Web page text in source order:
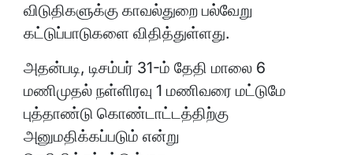
விடுதிகளுக்கு காவல்துறை பல்வேறு
கட்டுப்பாடுகளை விதித்துள்ளது.
அதன்படி, டிசம்பர் 31-ம் தேதி மாலை 6
மணிமுதல் நள்ளிரவு 1 மணிவரை மட்டுமே
புத்தாண்டு கொண்டாட்டத்திற்கு
அனுமதிக்கப்படும் என்று